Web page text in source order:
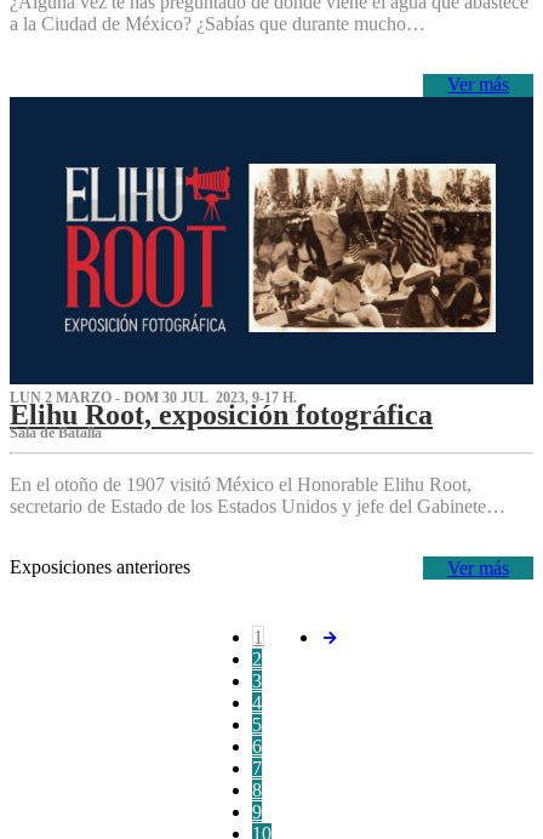
a la Ciudad de México? ¿Sabías que durante mucho…
Ver más
LUN 2 MARZO - DOM 30 JUL 2023, 9-17 H.
Elihu Root, exposición fotográfica
Sala de Batalla
En el otoño de 1907 visitó México el Honorable Elihu Root,
secretario de Estado de los Estados Unidos y jefe del Gabinete…
Ver más
Exposiciones anteriores
1
2
3
4
5
6
7
8
9
10